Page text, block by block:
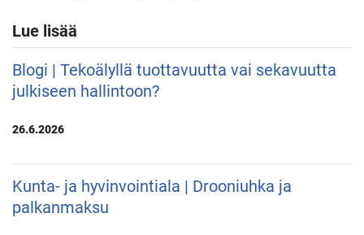
Lue lisää
Blogi | Tekoälyllä tuottavuutta vai sekavuutta
julkiseen hallintoon?
26.6.2026
Kunta- ja hyvinvointiala | Drooniuhka ja
palkanmaksu